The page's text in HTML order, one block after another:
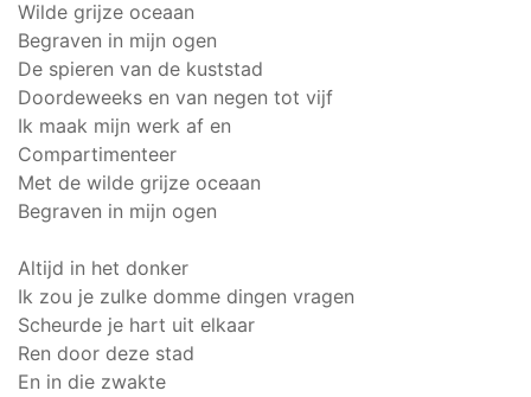
Wilde grijze oceaan
Begraven in mijn ogen
De spieren van de kuststad
Doordeweeks en van negen tot vijf
Ik maak mijn werk af en
Compartimenteer
Met de wilde grijze oceaan
Begraven in mijn ogen
Altijd in het donker
Ik zou je zulke domme dingen vragen
Scheurde je hart uit elkaar
Ren door deze stad
En in die zwakte